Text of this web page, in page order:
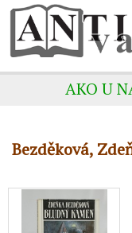
AKO U
Bezděková,